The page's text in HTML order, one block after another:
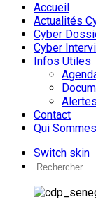
Accueil
Actualités
Cyber
Cyber
Infos Utiles
Contact
Qui
Switch skin